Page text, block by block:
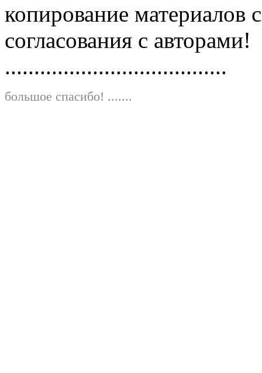
копирование материалов
согласования с авторами!
......................................
большое спасибо! .......